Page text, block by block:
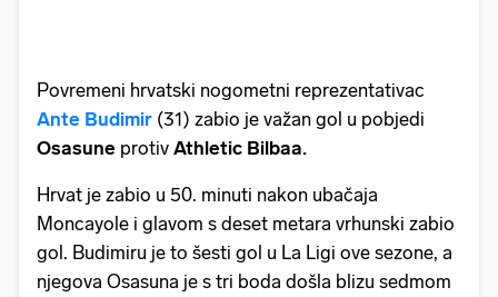
Povremeni hrvatski nogometni reprezentativac
Ante Budimir (31) zabio je važan gol u pobjedi
Osasune protiv Athletic Bilbaa.
Hrvat je zabio u 50. minuti nakon ubačaja
Moncayole i glavom s deset metara vrhunski zabio
gol. Budimiru je to šesti gol u La Ligi ove sezone, a
njegova Osasuna je s tri boda došla blizu sedmom